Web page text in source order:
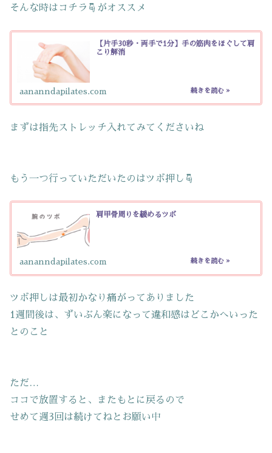
そんな時はコチラ☟がオススメ
【片手30秒・両手で1分】手の筋肉をほぐして肩
こり解消
aananndapilates.com
まずは指先ストレッチ入れてみてくださいね
もう一つ行っていただいたのはツボ押し☟
肩甲骨周りを緩めるツボ
aananndapilates.com
ツボ押しは最初かなり痛がってありました
1週間後は、ずいぶん楽になって違和感はどこかへいった
とのこと
ただ…
ココで放置すると、またもとに戻るので
せめて週3回は続けてねとお願い中